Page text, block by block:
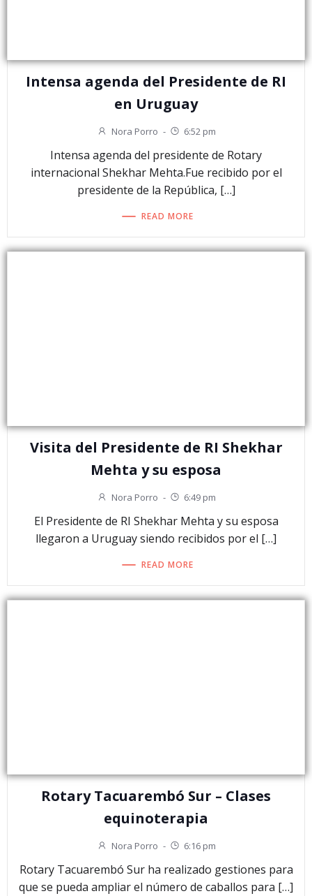
Intensa agenda del Presidente de RI
en Uruguay
Nora Porro - 6:52 pm
Intensa agenda del presidente de Rotary
internacional Shekhar Mehta.Fue recibido por el
presidente de la República, […]
READ MORE
Visita del Presidente de RI Shekhar
Mehta y su esposa
Nora Porro - 6:49 pm
El Presidente de RI Shekhar Mehta y su esposa
llegaron a Uruguay siendo recibidos por el […]
READ MORE
Rotary Tacuarembó Sur – Clases
equinoterapia
Nora Porro - 6:16 pm
Rotary Tacuarembó Sur ha realizado gestiones para
que se pueda ampliar el número de caballos para […]